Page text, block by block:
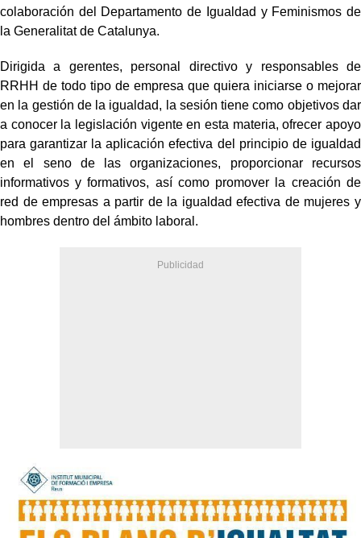
colaboración del Departamento de Igualdad y Feminismos de
la Generalitat de Catalunya.
Dirigida a gerentes, personal directivo y responsables de
RRHH de todo tipo de empresa que quiera iniciarse o mejorar
en la gestión de la igualdad, la sesión tiene como objetivos dar
a conocer la legislación vigente en esta materia, ofrecer apoyo
para garantizar la aplicación efectiva del principio de igualdad
en el seno de las organizaciones, proporcionar recursos
informativos y formativos, así como promover la creación de
red de empresas a partir de la igualdad efectiva de mujeres y
hombres dentro del ámbito laboral.